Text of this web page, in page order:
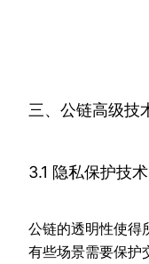
三、公链高级技
3.1 隐私保护技术
公链的透明性使得
有些场景需要保护